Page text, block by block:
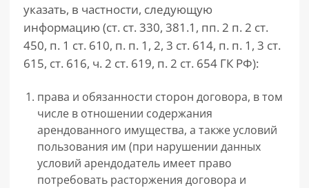
указать, в частности, следующую
информацию (ст. ст. 330, 381.1, пп. 2 п. 2 ст.
450, п. 1 ст. 610, п. п. 1, 2, 3 ст. 614, п. п. 1, 3 ст.
615, ст. 616, ч. 2 ст. 619, п. 2 ст. 654 ГК РФ):
права и обязанности сторон договора, в том
числе в отношении содержания
арендованного имущества, а также условий
пользования им (при нарушении данных
условий арендодатель имеет право
потребовать расторжения договора и